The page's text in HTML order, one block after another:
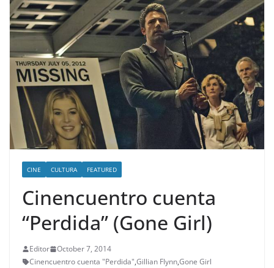
CINE CULTURA FEATURED
Cinencuentro cuenta
“Perdida” (Gone Girl)
Editor
October 7, 2014
Cinencuentro cuenta "Perdida",Gillian Flynn,Gone Girl